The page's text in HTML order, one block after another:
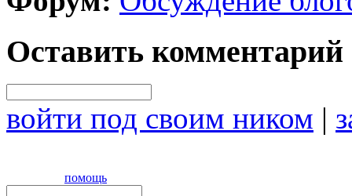
Оставить комментарий
войти под своим ником |
помощь